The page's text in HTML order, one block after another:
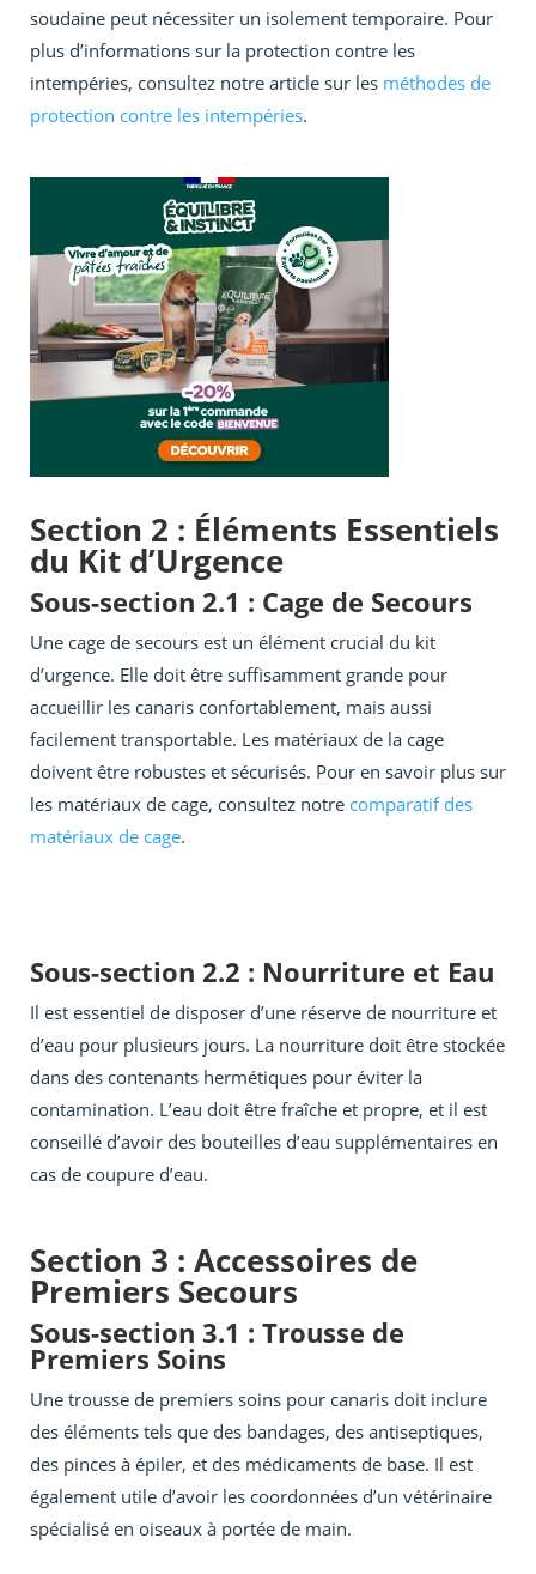
soudaine peut nécessiter un isolement temporaire. Pour
plus d’informations sur la protection contre les
intempéries, consultez notre article sur les méthodes de
protection contre les intempéries.
Section 2 : Éléments Essentiels
du Kit d’Urgence
Sous-section 2.1 : Cage de Secours
Une cage de secours est un élément crucial du kit
d’urgence. Elle doit être suffisamment grande pour
accueillir les canaris confortablement, mais aussi
facilement transportable. Les matériaux de la cage
doivent être robustes et sécurisés. Pour en savoir plus sur
les matériaux de cage, consultez notre comparatif des
matériaux de cage.
Sous-section 2.2 : Nourriture et Eau
Il est essentiel de disposer d’une réserve de nourriture et
d’eau pour plusieurs jours. La nourriture doit être stockée
dans des contenants hermétiques pour éviter la
contamination. L’eau doit être fraîche et propre, et il est
conseillé d’avoir des bouteilles d’eau supplémentaires en
cas de coupure d’eau.
Section 3 : Accessoires de
Premiers Secours
Sous-section 3.1 : Trousse de
Premiers Soins
Une trousse de premiers soins pour canaris doit inclure
des éléments tels que des bandages, des antiseptiques,
des pinces à épiler, et des médicaments de base. Il est
également utile d’avoir les coordonnées d’un vétérinaire
spécialisé en oiseaux à portée de main.